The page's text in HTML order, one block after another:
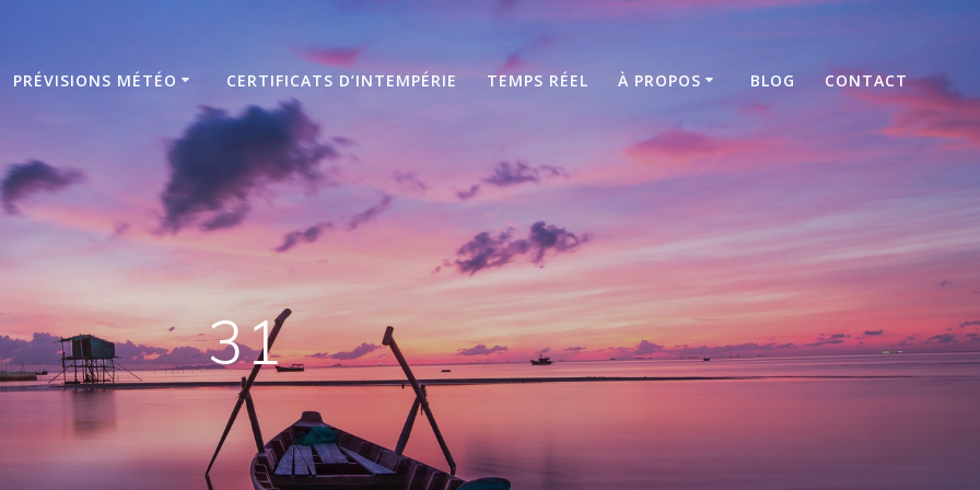
PRÉVISIONS MÉTÉO CERTIFICATS D’INTEMPÉRIE TEMPS RÉEL À PROPOS BLOG CONTACT
31